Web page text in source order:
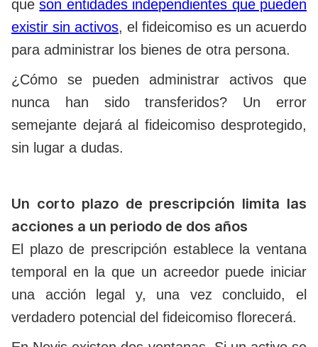
queson entidades independientes que pueden
existir sin activos, el fideicomiso es un acuerdo
para administrar los bienes de otra persona.
¿Cómo se pueden administrar activos que
nunca han sido transferidos? Un error
semejante dejará al fideicomiso desprotegido,
sin lugar a dudas.
Un corto plazo de prescripción limita las
acciones a un periodo de dos años
El plazo de prescripción establece la ventana
temporal en la que un acreedor puede iniciar
una acción legal y, una vez concluido, el
verdadero potencial del fideicomiso florecerá.